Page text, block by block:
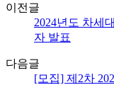
이전글
2024년도 차세
자 발표
다음글
[모집] 제2차